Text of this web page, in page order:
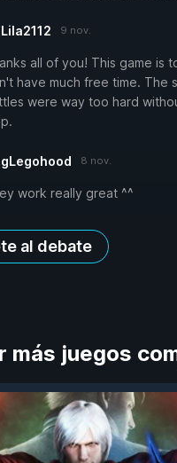
9 nov.
all of you! This game is
have much free time. The
were way too hard
8 nov.
work really great ^^
al debate
más juegos